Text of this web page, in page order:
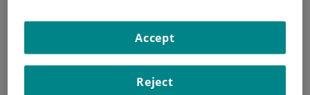
Tipos de trastorno de ansiedad
: miedo a los lugares o las situaciones que
Reject
Accept